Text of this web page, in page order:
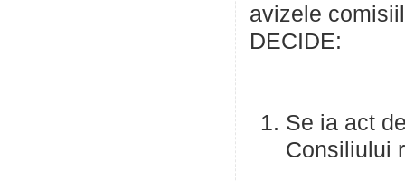
avizele
DECIDE:
Se ia act
Consiliului